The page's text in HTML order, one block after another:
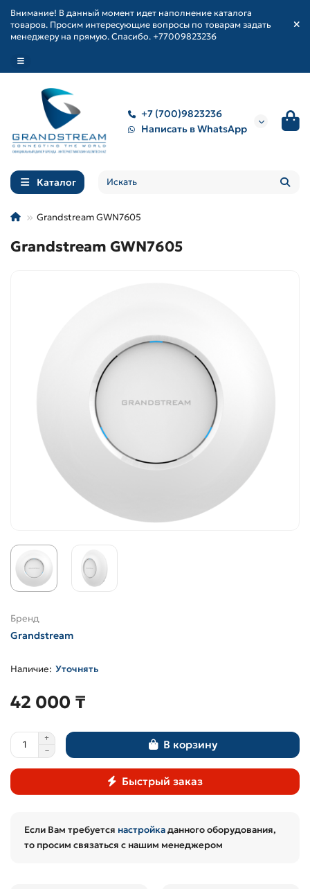
Внимание! В данный момент идет наполнение каталога
товаров. Просим интересующие вопросы по товарам задать
менеджеру на прямую. Спасибо. +77009823236
+7 (700)9823236
Написать в WhatsApp
Каталог
Grandstream GWN7605
Grandstream GWN7605
Бренд
Grandstream
Уточнять
42 000 ₸
В корзину
Быстрый заказ
Если Вам требуется настройкаданного оборудования,
то просим связаться с нашим менеджером